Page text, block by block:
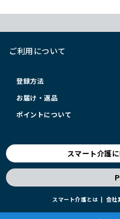
ご利用について
登録方法
お届け・返品
ポイントについて
スマート介護
スマート介護とは 会社